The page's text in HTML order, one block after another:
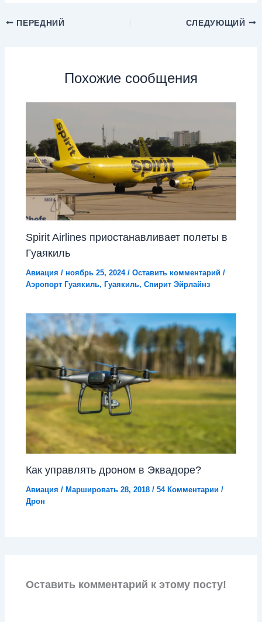
ПЕРЕДНИЙ СЛЕДУЮЩИЙ
Похожие сообщения
Spirit Airlines приостанавливает полеты в
Гуаякиль
Авиация /ноябрь 25, 2024/Оставить комментарий /
Аэропорт Гуаякиль,Гуаякиль,Спирит Эйрлайнз
Как управлять дроном в Эквадоре?
Авиация / Маршировать 28, 2018/54 Комментарии /
Дрон
Оставить комментарий к этому посту!